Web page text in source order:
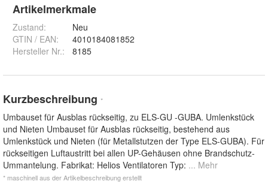
Artikelmerkmale
Zustand:
Neu
GTIN / EAN:
4010184081852
Hersteller Nr.:
8185
Kurzbeschreibung *
Umbauset für Ausblas rückseitig, zu ELS-GU -GUBA. Umlenkstück
und Nieten Umbauset für Ausblas rückseitig, bestehend aus
Umlenkstück und Nieten (für Metallstutzen der Type ELS-GUBA). Für
rückseitigen Luftaustritt bei allen UP-Gehäusen ohne Brandschutz-
Ummantelung. Fabrikat: Helios Ventilatoren Typ: ... Mehr
* maschinell aus der Artikelbeschreibung erstellt